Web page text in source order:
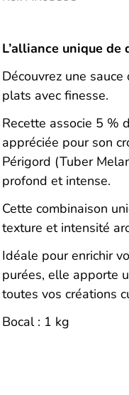
Description
L’alliance unique
Découvrez une
plats avec finesse.
Recette associe 5 %
appréciée pour son
Périgord (Tuber
profond et intense.
Cette combinaison
texture et intensité
Idéale pour enrichir
purées, elle apporte
toutes vos créations
Bocal : 1 kg